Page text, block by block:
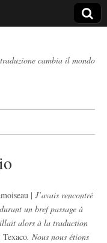
cambia il mondo
| J’avais rencontré
un bref passage à
alors à la traduction
Texaco. Nous nous étions